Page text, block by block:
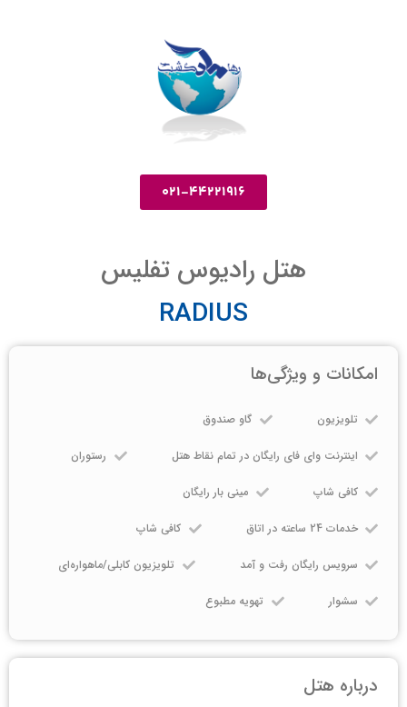
021-44221916
هتل رادیوس تفلیس
RADIUS
امکانات و ویژگی‌ها
تلویزیون گاو صندوق
اینترنت وای فای رایگان در تمام نقاط هتل رستوران
کافی شاپ مینی بار رایگان
خدمات 24 ساعته در اتاق کافی شاپ
سرویس رایگان رفت و آمد تلویزیون کابلی/ماهواره‌ای
سشوار تهویه مطبوع
درباره هتل